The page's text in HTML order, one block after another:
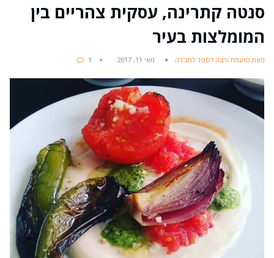
סנטה קתרינה, עסקית צהריים בין
המומלצות בעיר
מאת טועמת ורצה לספר לחב'רה מאי 11, 2017 1